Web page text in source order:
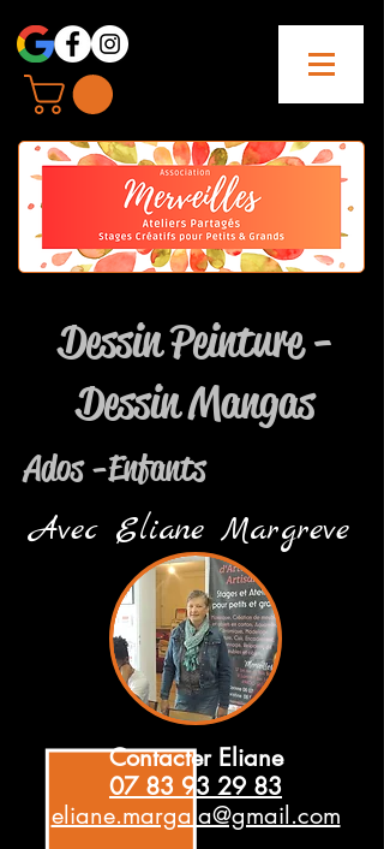
Dessin Peinture -
Dessin Mangas
Ados -Enfants
Avec Eliane Margreve
Contacter Eliane
07 83 93 29 83
eliane.margala@gmail.com